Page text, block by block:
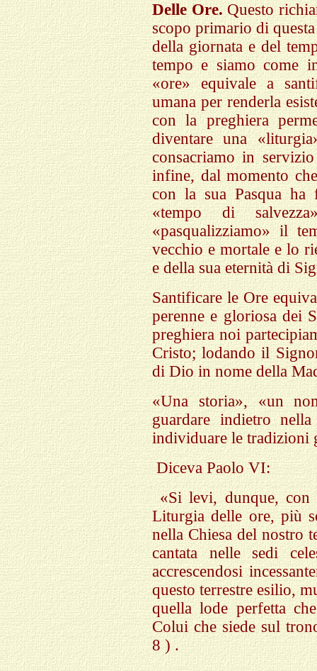
Delle Ore.Questo
scopo primario di
della giornata e del
tempo e siamo come
«ore» equivale a
umana per renderla
con la preghiera
diventare una
consacriamo in
infine, dal momento
con la sua Pasqua ha
«tempo di
«pasqualizziamo» il
vecchio e mortale e lo
e della sua eternità di
Santificare le Ore
perenne e gloriosa dei
preghiera noi
Cristo; lodando il
di Dio in nome della
«Una storia», «un
guardare indietro
individuare le tradizioni
Diceva Paolo VI:
«Si levi, dunque,
Liturgia delle ore, più
nella Chiesa del nostro
cantata nelle sedi
accrescendosi
questo terrestre esilio,
quella lode perfetta
Colui che siede sul
8 ) .